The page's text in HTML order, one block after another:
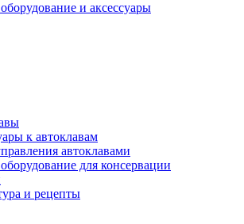
и аксессуары
к автоклавам
автоклавами
для консервации
и рецепты